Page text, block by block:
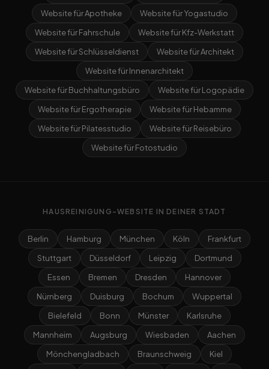
Website für Apotheke
Website für Yogastudio
Website für Fahrschule
Website für Kfz-Werkstatt
Website für Schlüsseldienst
Website für Architekt
Website für Innenarchitekt
Website für Buchhaltungsbüro
Website für Logopädie
Website für Ergotherapie
Website für Hebamme
Website für Pilatesstudio
Website für Reisebüro
Website für Fotostudio
HAUSREINIGUNG-WEBSITE IN DEINER STADT
Berlin Hamburg München Köln
Frankfurt
Stuttgart
Düsseldorf Leipzig
Dortmund
Essen
Bremen Dresden
Hannover
Nürnberg
Duisburg Bochum
Wuppertal
Bielefeld
Bonn Münster
Karlsruhe
Mannheim
Augsburg Wiesbaden
Aachen
Mönchengladbach
Braunschweig
Kiel